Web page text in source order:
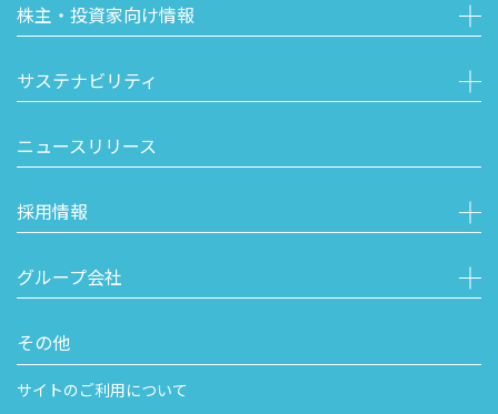
株主・投資家向け情報
サステナビリティ
ニュースリリース
採用情報
グループ会社
その他
サイトのご利用について